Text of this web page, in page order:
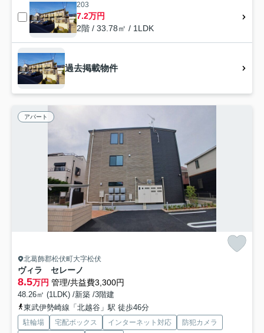
203
7.2万円
2階 / 33.78㎡ / 1LDK
過去掲載物件
アパート
北葛飾郡松伏町大字松伏
ヴィラ セレーノ
8.5万円 管理/共益費3,300円
48.26㎡ (1LDK) /新築 /3階建
東武伊勢崎線「北越谷」駅 徒歩46分
駐輪場 宅配ボックス インターネット対応
防犯カメラ